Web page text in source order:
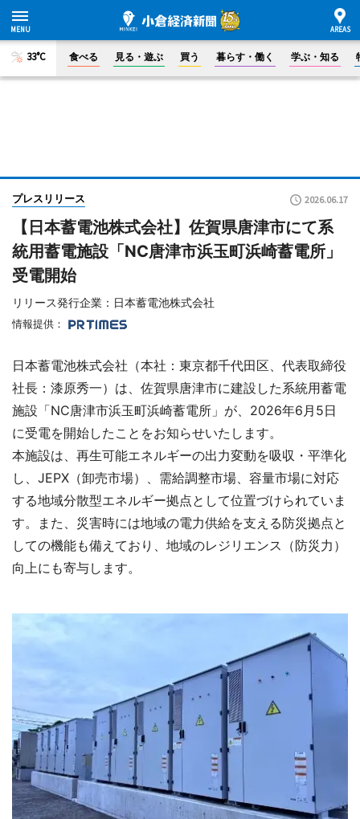
33°C 食べる 見る・遊ぶ 買う 暮らす・働く 学ぶ・知る
プレスリリース 2026.06.17
【日本蓄電池株式会社】佐賀県唐津市にて系
統用蓄電施設「NC唐津市浜玉町浜崎蓄電所」
受電開始
リリース発行企業：日本蓄電池株式会社
情報提供：
日本蓄電池株式会社（本社：東京都千代田区、代表取締役
社長：漆原秀一）は、佐賀県唐津市に建設した系統用蓄電
施設「NC唐津市浜玉町浜崎蓄電所」が、2026年6月5日
に受電を開始したことをお知らせいたします。
本施設は、再生可能エネルギーの出力変動を吸収・平準化
し、JEPX（卸売市場）、需給調整市場、容量市場に対応
する地域分散型エネルギー拠点として位置づけられていま
す。また、災害時には地域の電力供給を支える防災拠点と
しての機能も備えており、地域のレジリエンス（防災力）
向上にも寄与します。